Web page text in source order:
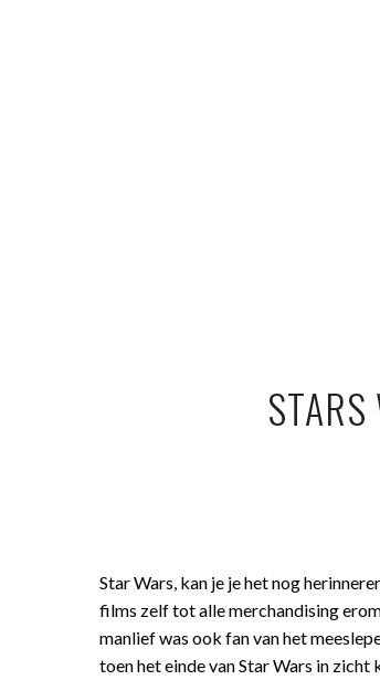
Star Wars, kan je je het nog
films zelf tot alle merchandising
manlief was ook fan van het
toen het einde van Star Wars in